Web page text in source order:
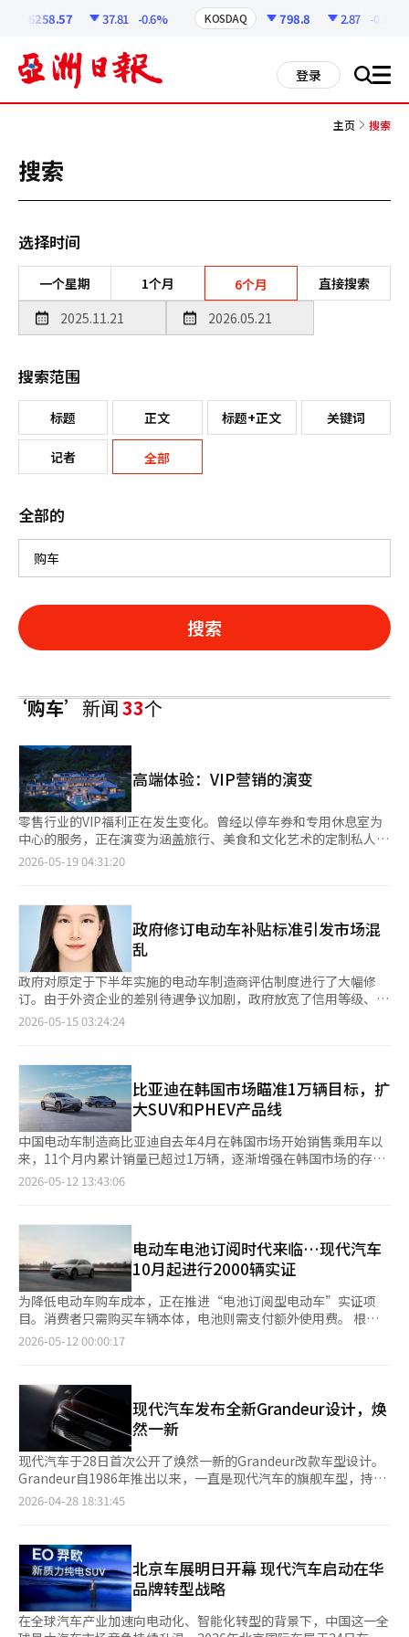
6258.57 37.81 -0.6% KOSDAQ 798.8 2.87 -0.36%
登录 搜 all
主页 搜索
搜索
选择时间
一个星期 1个月 6个月 直接搜索
搜索范围
标题 正文 标题+正文 关键词
记者 全部
全部的
搜索
‘购车’新闻33个
高端体验：VIP营销的演变
零售行业的VIP福利正在发生变化。曾经以停车券和专用休息室为
中心的服务，正在演变为涵盖旅行、美食和文化艺术的定制私人体
验竞争。这一策略旨在为顶级客户提供无法用金钱购买的特殊体
今已有超过5万名VIP客户使用。平均客单价约为2000万元，是奢
侈品类客单价约300万元的7倍。使用客户中，30至40岁年龄段占
比达到63%，成功吸引了年轻的高消费群体进入线上空间。 新世
界百货通过‘The Showcase’推出了限量版超级跑车兰博基尼。
部分购车金额将被视为VIP购买业绩，同时还提供了观赏汝矣岛烟
花节的豪华游艇票等服务。此外，还展示了全球最贵的10亿元床
垫，瑞典皇家床垫品牌‘Hästens’的顶级系列。 乐天百货将原有
的‘AvenueL积分’制度改为‘AvenueL策划’，并加强内容为中
酒店、精致餐饮、高尔夫和休闲等六个类别的100多个合作伙伴中
体验高端生活方式内容。 作为代表项目，下个月将为AvenueL客
户举办独家乌鲁岛之旅。该项目以乌鲁岛的豪华度假村‘Cosmos
Villa Some’为背景，结合了著名厨师郑浩英的私人套餐晚餐和早
餐，以及乐天百货的侍酒师韩熙秀的葡萄酒搭配。此外，还包括驾
驶BMW 7系列在乌鲁岛海岸公路上进行的‘风景驾驶’和当地名胜
游览。 百货公司在VIP体验营销上加大力度，是因为最近的营业业
绩受到VIP客户和外国消费者的影响。今年第一季度，新世界百货
增长47.1%，达到1912亿元，现代百货营业利润增长39.7%，达到
1358亿元。分析认为，奢侈品消费和VIP销售推动了业绩的增长。
去年，主要百货公司VIP客户的销售占整体销售的50%。新世界百
货的比例最高，达到47%，乐天和现代均为46%。全国第一门店
新世界百货江南店的VIP销售占比超过50%。 在这种情况下，免税
店和美容行业也在将VIP体验扩展到文化和艺术领域。新世界免税
店于13日邀请顶级SVIP客户到首尔平昌洞的英仁文学馆，参观已
故李御龄老师的书房，并举办由馆长姜仁淑亲自主持的文学沙龙。
Coupang等公司的商品策划者（MD）和500多名阿莫瑞商城的VIP
客户，举行品牌体验活动。 业内人士表示：“过去VIP福利主要集
中在折扣和便利提供上，而最近则向客户的偏好和时间设计方向演
变。涵盖稀缺性、体验和社区的生活方式平台竞争将变得更加激
烈。”※ 本报道经人工智能（AI）系统翻译与编辑。
2026-05-19 04:31:20
政府修订电动车补贴标准引发市场混
乱
政府对原定于下半年实施的电动车制造商评估制度进行了大幅修
订。由于外资企业的差别待遇争议加剧，政府放宽了信用等级、国
内专利、服务网络等标准，实际上重新设计了该制度。尽管政府声
合特定标准的制造商的电动车发放补贴，旨在通过评估国内研发、
生产、服务网络和消费者保护体系，促进可持续电动车生态系统的
形成。 然而，在具体标准公布后，围绕外资企业的公平性问题引
发了争议。有人指出，国内分公司的信用等级、国内专利标准以及
以直营服务中心为主的评估结构实际上对国内企业更为有利。 最
终，政府在一个月内对评估体系进行了大幅修改。信用等级和国内
专利评估被删除，服务网络标准也放宽至包括合作伙伴运营中心。
原本的120分制中，及格标准从80分调整为100分满分中的60分以
其产业政策的方向。 电动车补贴不同于单纯的购车支持政策，它
与生产、投资、就业和服务网络的运营等产业结构息息相关。如果
政府的目标是加强国内电动车生态系统，那么就必须详细说明这些
标准的必要性以及希望引导市场的方向。 然而，实际过程是，在
标准公布后争议加剧，政府才匆忙进行修改。这引发了对政策初
衷、评估标准和市场影响是否经过充分审查的质疑。 在研发费用
评估方面，最近三年投资超过500亿韩元才能获得最高分的标准被
修改，但由于全球主要汽车制造商大多能够满足这一标准，实际的
扩大而降低了实际评分效果。 更大的问题在于政策的不确定性。
政府还表示将每年更新评估标准，但业界担心，如果标准反复变
化，将难以制定中长期的商业战略。 整车制造商在车辆上市前会
综合考虑价格、生产数量、认证时间和补贴反映等因素来制定销售
策略。尤其是电动车，补贴规模直接影响实际销售量和价格竞争
力。 在这种情况下，政府在一个月内修改核心评估标准，并且未
来仍有每年变更的可能，市场混乱的可能性很大。政策方向的波动
将随时影响投资和销售策略。 从消费者保护的角度来看，令人遗
有的关注，反而集中在分数调整和通过标准的争论上。 如果政府
希望增强电动车市场的竞争力，那么需要的不是短期的标准修订，
而是明确的产业结构原则、中长期路线图和可预见的制度运营体
系。 在市场竞争已经全球化重组的情况下，最重要的政策条件之
一是信任和一致性。政策方向越是动摇，最终的负担将不可避免地
2026-05-15 03:24:24
比亚迪在韩国市场瞄准1万辆目标，扩
大SUV和PHEV产品线
中国电动车制造商比亚迪自去年4月在韩国市场开始销售乘用车以
来，11个月内累计销量已超过1万辆，逐渐增强在韩国市场的存在
感。比亚迪通过扩展Dolphin、Seal和Sea Lion 7等车型，积极进
以价格竞争力和全系列产品战略加速进攻以特斯拉为主导的进口电
动车市场。 据业内消息，比亚迪韩国设定了今年在国内市场的销
售目标为1万辆，并加快销售扩展。去年在韩国市场销售了6107
辆，计划通过扩展Dolphin、Seal和Sea Lion 7等产品线以及增强
服务网络来提升销售规模。 Dolphin在适用国家和地方政府补贴的
情况下，部分地区的购买价格可低至2000万元初期，而Atto 3的
价格则在2000万元后期至3000万元初期之间，价格竞争力吸引了
更多需求。 目前，比亚迪在韩国市场销售Atto 3、Dolphin和
线。 此外，市场上还传出比亚迪正在考虑引入基于DM-i的PHEV车
型。从最初以小型电动车为主的销售结构，逐步扩展到轿车、SUV
和掀背车，市场覆盖范围不断扩大。 根据个人客户的年龄数据，
核心购买群体为40至50岁。数据显示，40岁占34.6%，50岁占
30.8%，这两个年龄段合计占比达到65%。 性别比例方面，男性
占72%，女性占28%，其中40岁群体的比例最高。分析认为，具
备购车经验的消费者在综合考虑价格竞争力、维护成本和实用性后
做出购买决策。 从地区销售来看，销售分布较为均匀。包括首
体地区销售比例为：京畿30.9%、釜山12.9%、仁川8.0%、首尔
7.9%、庆南6.3%。 个人销售中，京畿地区占比最高，达到
34.9%；而法人销售中，釜山占比为40.2%。在高油价和电动车充
电基础设施扩展的背景下，需求基础在全国范围内不断扩大。 比
亚迪在销售扩展的同时，也在加快服务网络的建设。自去年1月在
韩国推出乘用品牌以来，从15个展厅和11个服务中心起步，目前
2026-05-12 13:43:06
电动车电池订阅时代来临…现代汽车
10月起进行2000辆实证
为降低电动车购车成本，正在推进“电池订阅型电动车”实证项
目。消费者只需购买车辆本体，电池则需支付额外使用费。 根据
国土交通部的消息，5月11日召开第八次移动创新委员会，审议通
服务的议案引人注目，因为它将改变电动车的初期购车价格结构。
根据现行汽车管理法，车辆与电池的所有权难以分离，但通过监管
特例，车辆与电池可以作为独立资产运营。 实证项目启动后，消
费者只需购买车辆本体，电池将通过租赁公司按月使用。国土部计
划经过准备程序，从10月起对现代汽车的2000辆电动车进行为期
两年的实证项目。 电动车电池是车辆价格中占比最大的核心部
件。业界普遍认为，电池成本约占整车价格的40%。以现代汽车
Ioniq 5为例，电池价格预计在2000万韩元左右。 电池订阅方式被
者在购车阶段需要承担的费用。 建立电池资源循环体系也是此次
项目的主要目标之一。租赁公司回收使用结束的电池进行再利用或
作为储能装置（ESS）等使用时，基于电池残值的商业模式将成为
可能。 国土部认为，若电池回收与再利用体系建立，消费者的订
阅费用负担也有望降低。租赁公司将统一管理电池状态和安全检查
的方式也在考虑之中。 然而，有观点指出，消费者的负担可能仅
2026-05-12 00:00:17
现代汽车发布全新Grandeur设计，焕
然一新
现代汽车于28日首次公开了焕然一新的Grandeur改款车型设计。
Grandeur自1986年推出以来，一直是现代汽车的旗舰车型，持续
引领韩国高端轿车市场。此次发布的全新Grandeur是自2022年11
更加均衡。前脸采用了加长的引擎盖和更突出的“鲨鱼鼻”造型，
搭配新型网格图案的格栅，营造出豪华感。无边框的无缝地平线灯
增强了未来感，前翼子板的新侧转向灯强调了前后设计线条的连贯
性。车长增加了15毫米，达到5050毫米，侧面轮廓更具动感和平
衡感。尾部采用更薄的组合尾灯和隐藏式转向灯，增强了高科技感
2026-04-28 18:31:45
北京车展明日开幕 现代汽车启动在华
品牌转型战略
在全球汽车产业加速向电动化、智能化转型的背景下，中国这一全